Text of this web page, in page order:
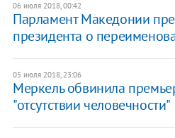
06 июля 2018, 00:42
Парламент Македонии
президента о
05 июля 2018, 23:06
Меркель обвинила
"отсутствии человечности"